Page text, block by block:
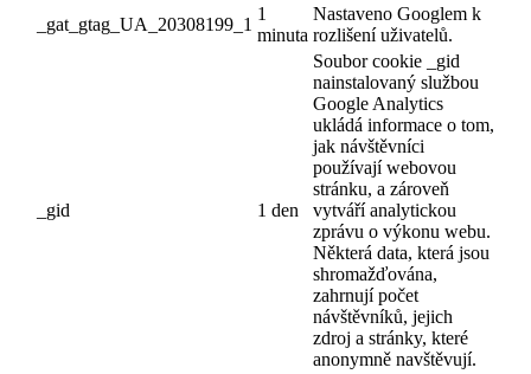
_gat_gtag_UA_20308199_1
1
minuta
Nastaveno Googlem k
rozlišení uživatelů.
_gid 1 den
Soubor cookie _gid
nainstalovaný službou
Google Analytics
ukládá informace o tom,
jak návštěvníci
používají webovou
stránku, a zároveň
vytváří analytickou
zprávu o výkonu webu.
Některá data, která jsou
shromažďována,
zahrnují počet
návštěvníků, jejich
zdroj a stránky, které
anonymně navštěvují.